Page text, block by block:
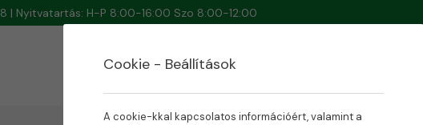
| Nyitvatartás: H-P 8:00-16:00 Szo 8:00-12:00
Cookie - Beállítások
A cookie-kkal kapcsolatos információért, valamint a